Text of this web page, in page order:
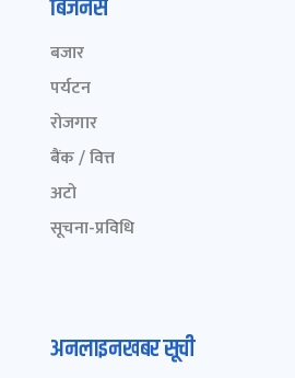
बिजनेस
बजार
पर्यटन
रोजगार
बैंक / वित्त
अटो
सूचना-प्रविधि
अनलाइनखबर सूची